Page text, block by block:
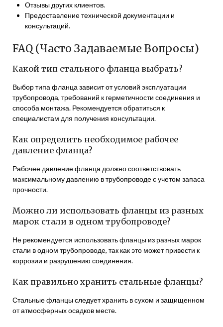
Отзывы других клиентов.
Предоставление технической документации и
консультаций.
FAQ (Часто Задаваемые Вопросы)
Какой тип стального фланца выбрать?
Выбор типа фланца зависит от условий эксплуатации
трубопровода, требований к герметичности соединения и
способа монтажа. Рекомендуется обратиться к
специалистам для получения консультации.
Как определить необходимое рабочее
давление фланца?
Рабочее давление фланца должно соответствовать
максимальному давлению в трубопроводе с учетом запаса
прочности.
Можно ли использовать фланцы из разных
марок стали в одном трубопроводе?
Не рекомендуется использовать фланцы из разных марок
стали в одном трубопроводе, так как это может привести к
коррозии и разрушению соединения.
Как правильно хранить стальные фланцы?
Стальные фланцы следует хранить в сухом и защищенном
от атмосферных осадков месте.